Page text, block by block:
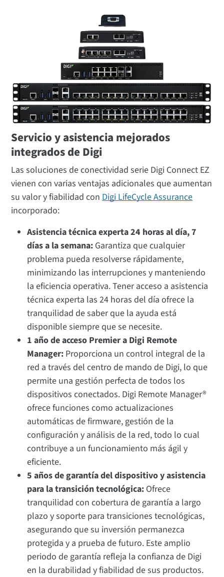
Servicio y asistencia mejorados
integrados de Digi
Las soluciones de conectividad serie Digi Connect EZ
vienen con varias ventajas adicionales que aumentan
su valor y fiabilidad con Digi LifeCycle Assurance
incorporado:
Asistencia técnica experta 24 horas al día, 7
días a la semana: Garantiza que cualquier
problema pueda resolverse rápidamente,
minimizando las interrupciones y manteniendo
la eficiencia operativa. Tener acceso a asistencia
técnica experta las 24 horas del día ofrece la
tranquilidad de saber que la ayuda está
disponible siempre que se necesite.
1 año de acceso Premier a Digi Remote
Manager: Proporciona un control integral de la
red a través del centro de mando de Digi, lo que
permite una gestión perfecta de todos los
dispositivos conectados. Digi Remote Manager®
ofrece funciones como actualizaciones
automáticas de firmware, gestión de la
configuración y análisis de la red, todo lo cual
contribuye a un funcionamiento más ágil y
eficiente.
5 años de garantía del dispositivo y asistencia
para la transición tecnológica: Ofrece
tranquilidad con cobertura de garantía a largo
plazo y soporte para transiciones tecnológicas,
asegurando que su inversión permanezca
protegida y a prueba de futuro. Este amplio
periodo de garantía refleja la confianza de Digi
en la durabilidad y fiabilidad de sus productos.